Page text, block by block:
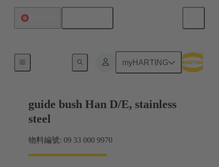
myHARTING
編碼和導引元件
guide bush Han D/E, stainless
steel
物料編號: 09 33 000 9970